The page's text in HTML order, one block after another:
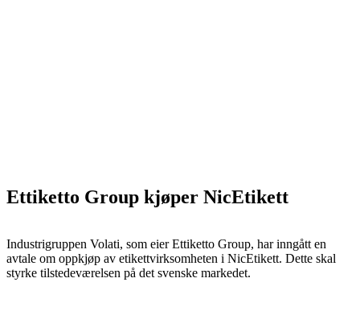
Ettiketto Group kjøper NicEtikett
Industrigruppen Volati, som eier Ettiketto Group, har inngått en
avtale om oppkjøp av etikettvirksomheten i NicEtikett. Dette skal
styrke tilstedeværelsen på det svenske markedet.